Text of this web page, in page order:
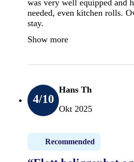
was very well equipped and
needed, even kitchen rolls.
stay.
Show more
4/10
Hans Th
Okt 2025
Recommended